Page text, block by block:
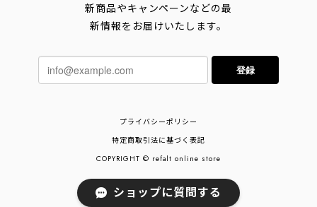
新商品やキャンペーンなどの最
新情報をお届けいたします。
登録
プライバシーポリシー
特定商取引法に基づく表記
COPYRIGHT © refalt online store
ショップに質問する